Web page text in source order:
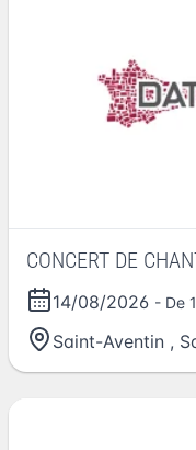
CONCERT DE
14/08/2026 - De
Saint-Aventin ,